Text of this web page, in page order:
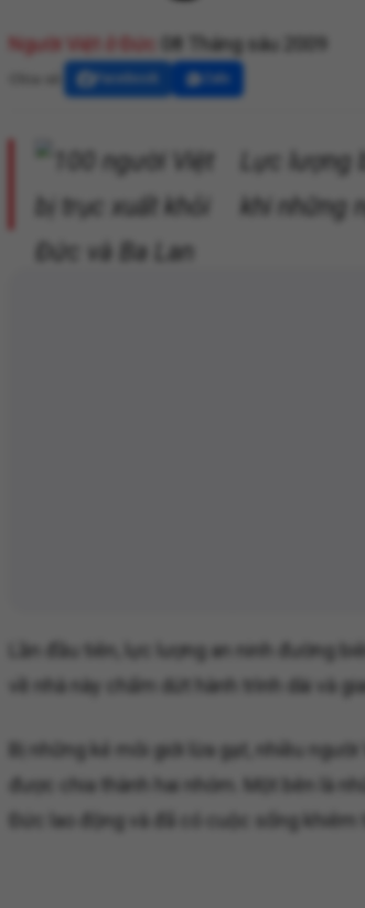
Người Việt ở Đức 08 Tháng sáu 2009
Lực
khi những
Lần đầu tiên, lực lượng an ninh đường
về nhà này chấm dứt hành trình dài và
Bị những kẻ môi giới lừa gạt, nhiều
được chia thành hai nhóm. Một bên là
Đức lao động và đã có cuộc sống